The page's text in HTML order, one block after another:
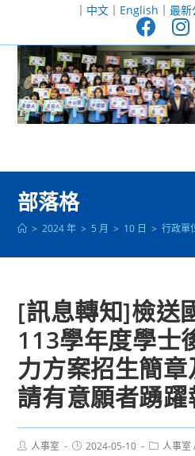
至
｜ 中文｜ English ｜ 最新
部落格
> 2024 年 > 5 月 > 10 日 > 行政單
[訊息轉知]檢送
113學年度學士
力方案招生簡章
請有意願者踴躍
Post人事室
Post2024-05-10
Post人事室